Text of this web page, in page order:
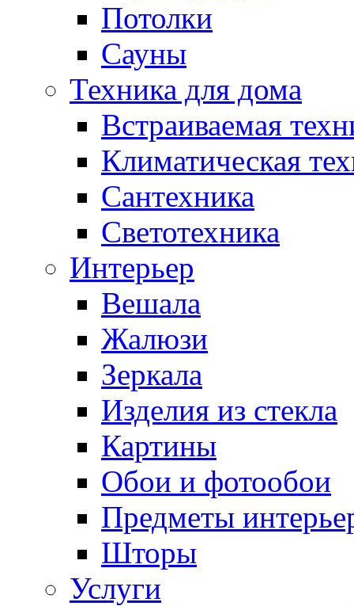
Потолки
Сауны
Техника для дома
Встраиваемая
Климатическая
Сантехника
Светотехника
Интерьер
Вешала
Жалюзи
Зеркала
Изделия из стекла
Картины
Обои и фотообои
Предметы
Шторы
Услуги